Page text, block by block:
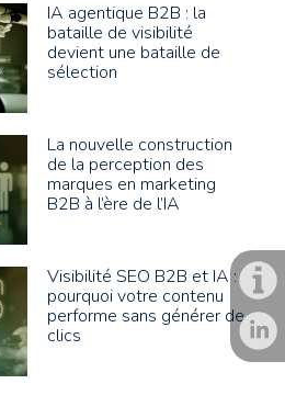
IA agentique B2B : la
bataille de visibilité
devient une bataille de
sélection
La nouvelle construction
de la perception des
marques en marketing
B2B à l’ère de l’IA
Visibilité SEO B2B et IA :
pourquoi votre contenu
performe sans générer de
clics